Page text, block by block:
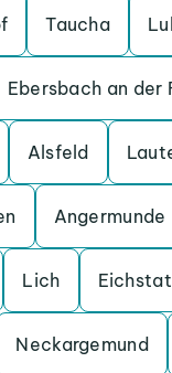
Taucha
Ebersbach an der
Alsfeld
Angermunde
Lich
Neckargemund